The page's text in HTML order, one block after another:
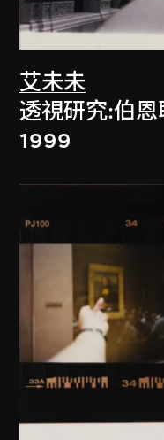
艾未未
透視研究:伯
1999